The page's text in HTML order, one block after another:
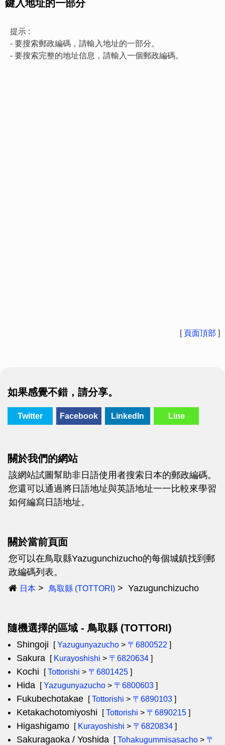
鍵入地址的一部分
提示 :
- 要搜索郵政編碼，請輸入地址的一部分。
- 要搜索完整的地址信息，請輸入一個郵政編碼。
[ 頁面頂部 ]
如果感覺不錯，請分享。
Twitter Facebook LinkedIn Line
關於我們的網站
該網站試圖幫助非日語使用者搜索日本的郵政編碼。
您還可以通過將日語地址與英語地址一一比較來學習
如何編寫日語地址。
關於當前頁面
您可以在鳥取縣Yazugunchizucho的每個城鎮找到郵
政編碼列表。
日本 鳥取縣 (TOTTORI) Yazugunchizucho
隨機選擇的區域 - 鳥取縣 (TOTTORI)
Shingoji [Yazugunyazucho > 〒6800522 ]
Sakura [ Kurayoshishi > 〒6820634 ]
Kochi [Tottorishi > 〒6801425 ]
Hida [Yazugunyazucho > 〒6800603 ]
Fukubechotakae [Tottorishi > 〒6890103 ]
Ketakachotomiyoshi [Tottorishi > 〒6890215 ]
Higashigamo [ Kurayoshishi > 〒6820834 ]
Sakuragaoka / Yoshida [Tohakugummisasacho > 〒